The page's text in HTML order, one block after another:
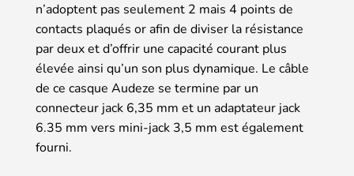
n’adoptent pas seulement 2 mais 4 points de
contacts plaqués or afin de diviser la résistance
par deux et d’offrir une capacité courant plus
élevée ainsi qu’un son plus dynamique. Le câble
de ce casque Audeze se termine par un
connecteur jack 6,35 mm et un adaptateur jack
6.35 mm vers mini-jack 3,5 mm est également
fourni.